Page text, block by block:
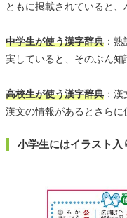
ともに掲載されていると、
中学生が使う漢字辞典 ：
実していると、そのぶん知
高校生が使う漢字辞典 ：
漢文の情報があるとさらに
小学生にはイラスト入